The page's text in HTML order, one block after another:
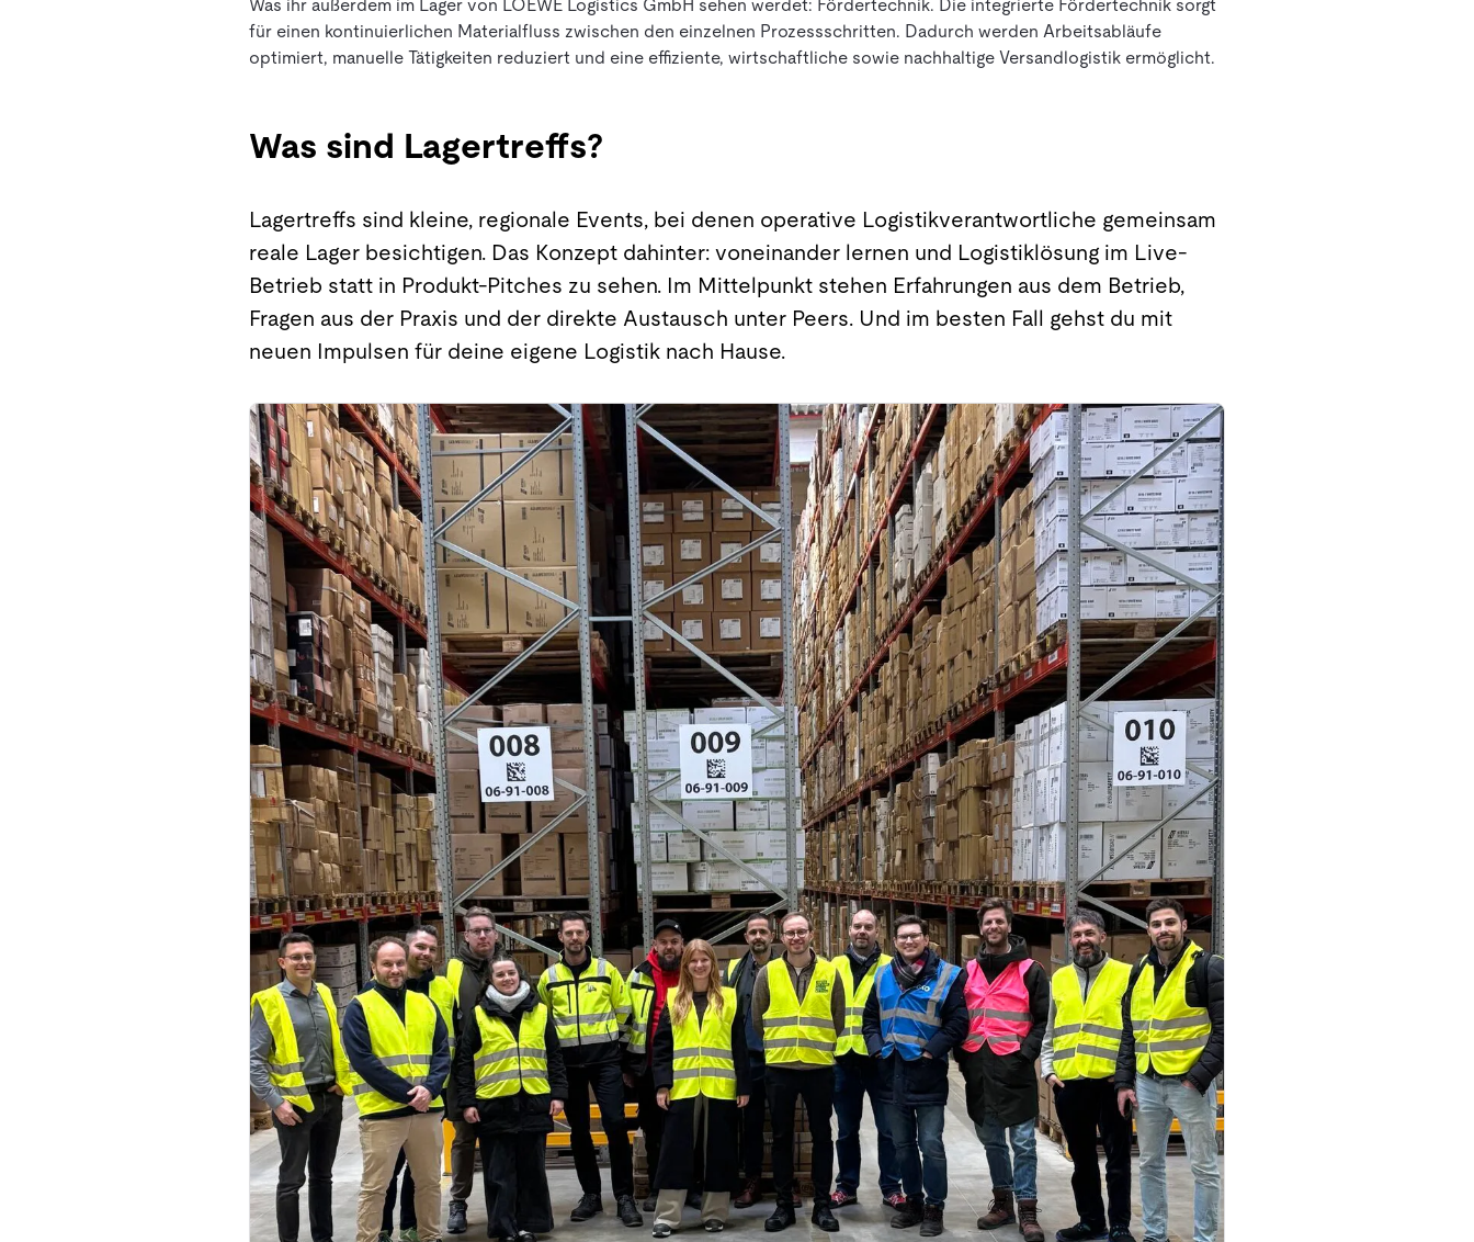
Was ihr außerdem im Lager von LOEWE Logistics GmbH sehen werdet: Fördertechnik. Die integrierte Fördertechnik sorgt
für einen kontinuierlichen Materialfluss zwischen den einzelnen Prozessschritten. Dadurch werden Arbeitsabläufe
optimiert, manuelle Tätigkeiten reduziert und eine effiziente, wirtschaftliche sowie nachhaltige Versandlogistik ermöglicht.
Was sind Lagertreffs?
Lagertreffs sind kleine, regionale Events, bei denen operative Logistikverantwortliche gemeinsam
reale Lager besichtigen. Das Konzept dahinter: voneinander lernen und Logistiklösung im Live-
Betrieb statt in Produkt-Pitches zu sehen. Im Mittelpunkt stehen Erfahrungen aus dem Betrieb,
Fragen aus der Praxis und der direkte Austausch unter Peers. Und im besten Fall gehst du mit
neuen Impulsen für deine eigene Logistik nach Hause.